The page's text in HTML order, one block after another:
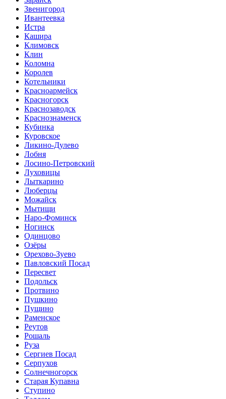
Звенигород
Ивантеевка
Истра
Кашира
Климовск
Клин
Коломна
Королев
Котельники
Красноармейск
Красногорск
Краснозаводск
Краснознаменск
Кубинка
Куровское
Ликино-Дулево
Лобня
Лосино-Петровский
Луховицы
Лыткарино
Люберцы
Можайск
Мытищи
Наро-Фоминск
Ногинск
Одинцово
Озёры
Орехово-Зуево
Павловский Посад
Пересвет
Подольск
Протвино
Пушкино
Пущино
Раменское
Реутов
Рошаль
Руза
Сергиев Посад
Серпухов
Солнечногорск
Старая Купавна
Ступино